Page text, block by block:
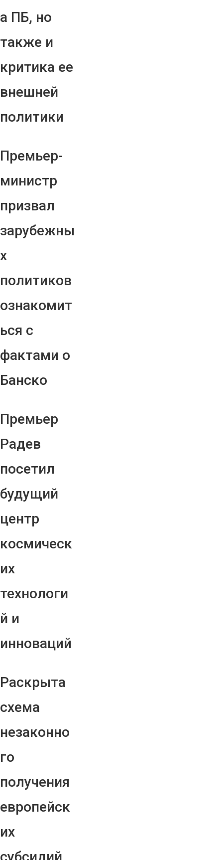
а ПБ, но
также и
критика ее
внешней
политики
Премьер-
министр
призвал
зарубежны
х
политиков
ознакомит
ься с
фактами о
Банско
Премьер
Радев
посетил
будущий
центр
космическ
их
технологи
й и
инноваций
Раскрыта
схема
незаконно
го
получения
европейск
их